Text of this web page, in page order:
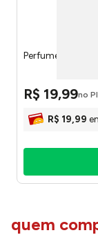
Perfume Men
R$ 19,99no
R$ 19,99
quem